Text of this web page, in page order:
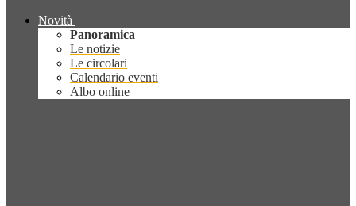
Novità
Panoramica
Le notizie
Le circolari
Calendario eventi
Albo online